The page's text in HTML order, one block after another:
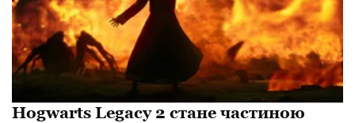
Hogwarts Legacy 2 стане частиною